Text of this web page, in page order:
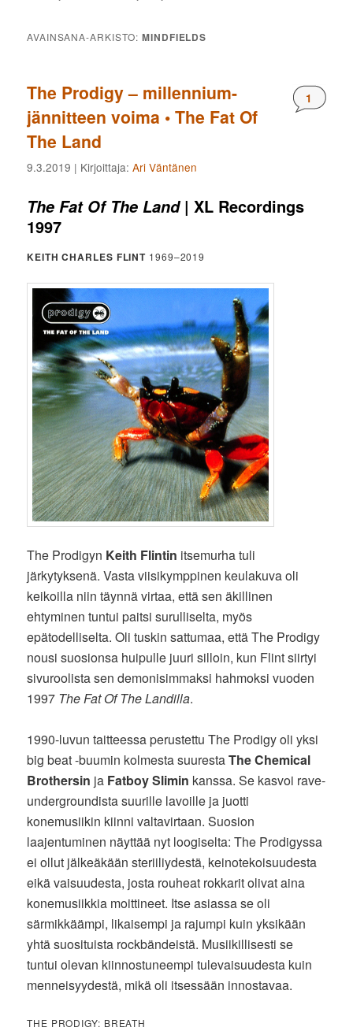
AVAINSANA-ARKISTO:MINDFIELDS
The Prodigy – millennium-
jännitteen voima • The Fat Of
The Land
1
9.3.2019 | Kirjoittaja:Ari Väntänen
The Fat Of The Land| XL Recordings
1997
KEITH CHARLES FLINT 1969–2019
The Prodigyn Keith Flintin itsemurha tuli
järkytyksenä. Vasta viisikymppinen keulakuva oli
keikoilla niin täynnä virtaa, että sen äkillinen
ehtyminen tuntui paitsi surulliselta, myös
epätodelliselta. Oli tuskin sattumaa, että The Prodigy
nousi suosionsa huipulle juuri silloin, kun Flint siirtyi
sivuroolista sen demonisimmaksi hahmoksi vuoden
1997 The Fat Of The Landilla.
1990-luvun taitteessa perustettu The Prodigy oli yksi
big beat -buumin kolmesta suurestaThe Chemical
Brothersin ja Fatboy Slimin kanssa. Se kasvoi rave-
undergroundista suurille lavoille ja juotti
konemusiikin kiinni valtavirtaan. Suosion
laajentuminen näyttää nyt loogiselta: The Prodigyssa
ei ollut jälkeäkään steriiliydestä, keinotekoisuudesta
eikä vaisuudesta, josta rouheat rokkarit olivat aina
konemusiikkia moittineet. Itse asiassa se oli
särmikkäämpi, likaisempi ja rajumpi kuin yksikään
yhtä suosituista rockbändeistä. Musiikillisesti se
tuntui olevan kiinnostuneempi tulevaisuudesta kuin
menneisyydestä, mikä oli itsessään innostavaa.
THE PRODIGY: BREATH